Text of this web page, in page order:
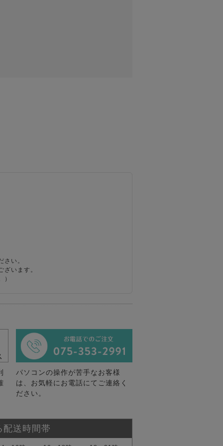
い。
います。
パソコンの操作が苦手なお客様
は、お気軽にお電話にてご連絡く
ださい。
配送時間帯